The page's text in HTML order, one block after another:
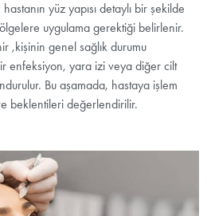
yüz yapısı detaylı bir şekilde
uygulama gerektiği belirlenir.
,kişinin genel sağlık durumu
enfeksiyon, yara izi veya diğer cilt
Bu aşamada, hastaya işlem
beklentileri değerlendirilir.